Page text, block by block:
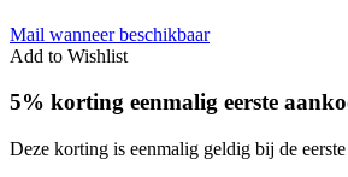
Mail wanneer beschikbaar
Add to Wishlist
5% korting eenmalig eerste
Deze korting is eenmalig geldig bij de